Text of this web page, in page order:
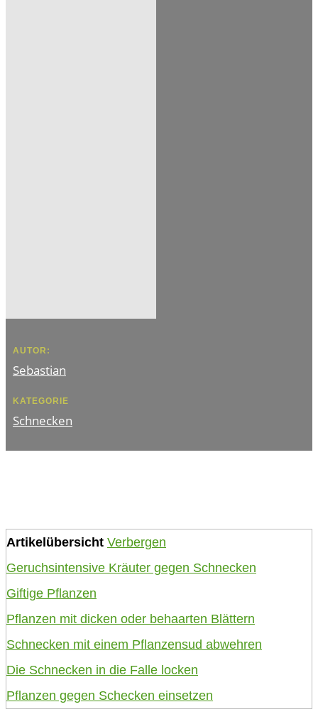
AUTOR:
Sebastian
KATEGORIE
Schnecken
Artikelübersicht Verbergen
Geruchsintensive Kräuter gegen Schnecken
Giftige Pflanzen
Pflanzen mit dicken oder behaarten Blättern
Schnecken mit einem Pflanzensud abwehren
Die Schnecken in die Falle locken
Pflanzen gegen Schecken einsetzen